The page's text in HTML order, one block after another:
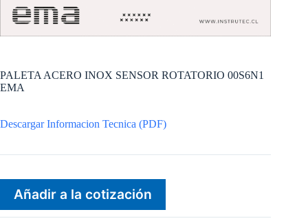
PALETA ACERO INOX SENSOR ROTATORIO 00S6N1
EMA
Descargar Informacion Tecnica (PDF)
Añadir a la cotización